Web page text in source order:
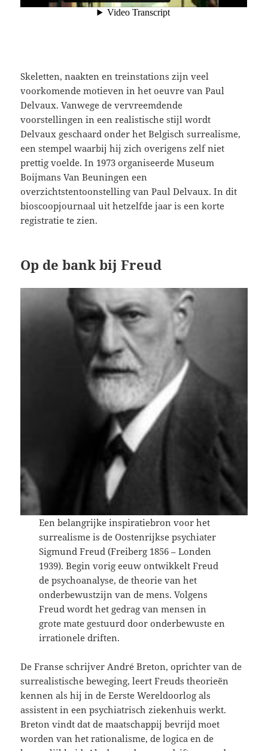
Skeletten, naakten en treinstations zijn veel
voorkomende motieven in het oeuvre van Paul
Delvaux. Vanwege de vervreemdende
voorstellingen in een realistische stijl wordt
Delvaux geschaard onder het Belgisch surrealisme,
een stempel waarbij hij zich overigens zelf niet
prettig voelde. In 1973 organiseerde Museum
Boijmans Van Beuningen een
overzichtstentoonstelling van Paul Delvaux. In dit
bioscoopjournaal uit hetzelfde jaar is een korte
registratie te zien.
Op de bank bij Freud
Een belangrijke inspiratiebron voor het
surrealisme is de Oostenrijkse psychiater
Sigmund Freud (Freiberg 1856 – Londen
1939). Begin vorig eeuw ontwikkelt Freud
de psychoanalyse, de theorie van het
onderbewustzijn van de mens. Volgens
Freud wordt het gedrag van mensen in
grote mate gestuurd door onderbewuste en
irrationele driften.
De Franse schrijver André Breton, oprichter van de
surrealistische beweging, leert Freuds theorieën
kennen als hij in de Eerste Wereldoorlog als
assistent in een psychiatrisch ziekenhuis werkt.
Breton vindt dat de maatschappij bevrijd moet
worden van het rationalisme, de logica en de